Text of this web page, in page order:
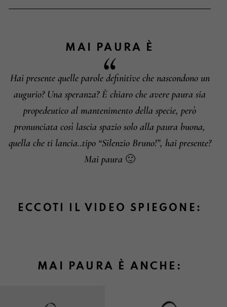
Informazioni su cambi e resi
MAI PAURA È
Hai presente quelle parole definitive che nascondono un
augurio? Una speranza? È chiaro che avere paura sia
propedeutico al mantenimento della specie, però
pronunciata così lascia spazio solo alla paura buona,
quella che ti lancia..tipo “Silenzio Bruno!”, hai presente?
Mai paura 🙂
ECCOTI IL VIDEO SPIEGONE:
MAI PAURA È ANCHE: